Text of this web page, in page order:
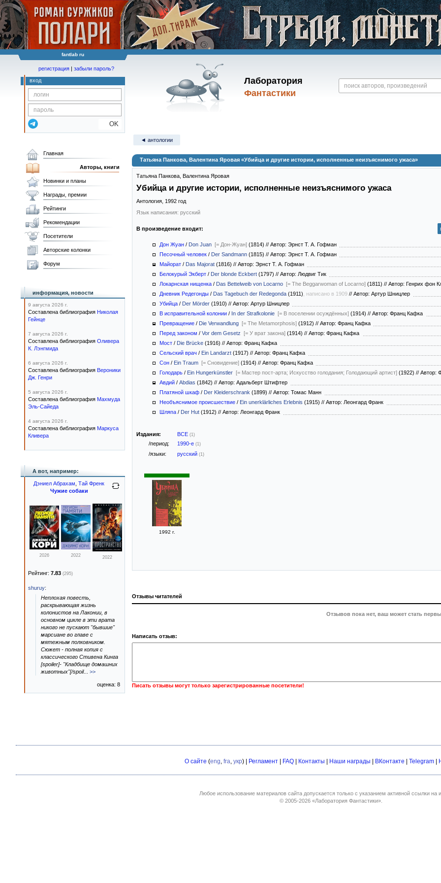
fantlab ru
Лаборатория
Фантастики
регистрация | забыли пароль?
вход
OK
◄ антологии
Татьяна Панкова, Валентина Яровая «Убийца и другие истории, исполненные неизъяснимого ужаса»
Татьяна Панкова Валентина Яровая
Убийца и другие истории, исполненные неизъяснимого ужаса
Антология, 1992 год
Язык написания: русский
В произведение входит:
Дон Жуан / Don Juan [= Дон-Жуан] (1814) // Автор: Эрнст Т. А. Гофман
Песочный человек / Der Sandmann (1815) // Автор: Эрнст Т. А. Гофман
Майорат / Das Majorat (1816) // Автор: Эрнст Т. А. Гофман
Белокурый Экберт / Der blonde Eckbert (1797) // Автор: Людвиг Тик
Локарнская нищенка / Das Bettelweib von Locarno [= The Beggarwoman of Locarno] (1811) // Автор: Генрих фон
Дневник Редегонды / Das Tagebuch der Redegonda (1911) , написано в 1909 // Автор: Артур Шницлер
Убийца / Der Mörder (1910) // Автор: Артур Шницлер
В исправительной колонии / In der Strafkolonie [= В поселении осуждённых] (1914) // Автор: Франц Кафка
Превращение / Die Verwandlung [= The Metamorphosis] (1912) // Автор: Франц Кафка
Перед законом / Vor dem Gesetz [= У врат закона] (1914) // Автор: Франц Кафка
Мост / Die Brücke (1916) // Автор: Франц Кафка
Сельский врач / Ein Landarzt (1917) // Автор: Франц Кафка
Сон / Ein Traum [= Сновидение] (1914) // Автор: Франц Кафка
Голодарь / Ein Hungerkünstler [= Мастер пост-арта; Искусство голодания; Голодающий артист] (1922) // Автор:
Авдий / Abdias (1842) // Автор: Адальберт Штифтер
Платяной шкаф / Der Kleiderschrank (1899) // Автор: Томас Манн
Необъяснимое происшествие / Ein unerklärliches Erlebnis (1915) // Автор: Леонгард Франк
Шляпа / Der Hut (1912) // Автор: Леонгард Франк
Издания: ВСЕ (1)
/период: 1990-е (1)
/языки: русский (1)
1992 г.
Отзывы читателей
Отзывов пока нет, ваш может стать
Написать отзыв:
Писать отзывы могут только зарегистрированные посетители!
Главная
Авторы, книги
Новинки и планы
Награды, премии
Рейтинги
Рекомендации
Посетители
Авторские колонки
Форум
информация, новости
9 августа 2026 г.
Составлена библиография Николая
Гейнце
7 августа 2026 г.
Составлена библиография Оливера
К. Лэнгмида
6 августа 2026 г.
Составлена библиография Вероники
Дж. Генри
5 августа 2026 г.
Составлена библиография Махмуда
Эль-Сайеда
4 августа 2026 г.
Составлена библиография Маркуса
Кливера
А вот, например:
Дэниел Абрахам Тай Френк
Чужие собаки
2026 2022 2022
Рейтинг: 7.83 (295)
shuruy:
Неплохая повесть,
раскрывающая жизнь
колонистов на Лаконии, в
основном цикле в эти врата
никого не пускают "бывшие"
марсиане во главе с
мятежным полковником.
Сюжет - полная копия с
классического Стивена Кинга
[spoiler]- "Кладбище домашних
животных"[/spoil... >>
оценка: 8
О сайте (eng, fra, укр) | Регламент FAQ Контакты Наши награды ВКонтакте Telegram
Любое использование материалов сайта допускается только с указанием активной ссылки на
© 2005-2026 «Лаборатория Фантастики».